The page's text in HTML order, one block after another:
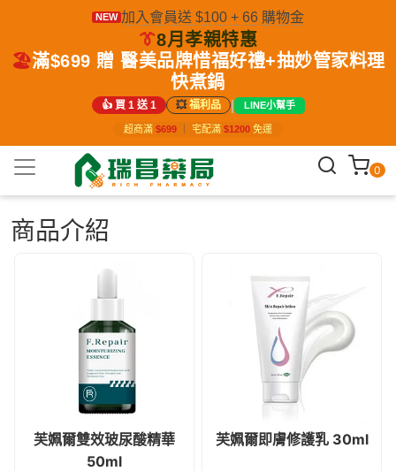
NEW 加入會員送 $100 + 66 購物金
👔8月孝親特惠
🏖️滿$699 贈 醫美品牌惜福好禮+抽妙管家料理
快煮鍋
👍 買 1 送 1 💥福利品 | LINE小幫手
超商滿 $699 宅配滿 $1200 免運
0
商品介紹
芙姵爾雙效玻尿酸精華
50ml
芙姵爾即膚修護乳 30ml